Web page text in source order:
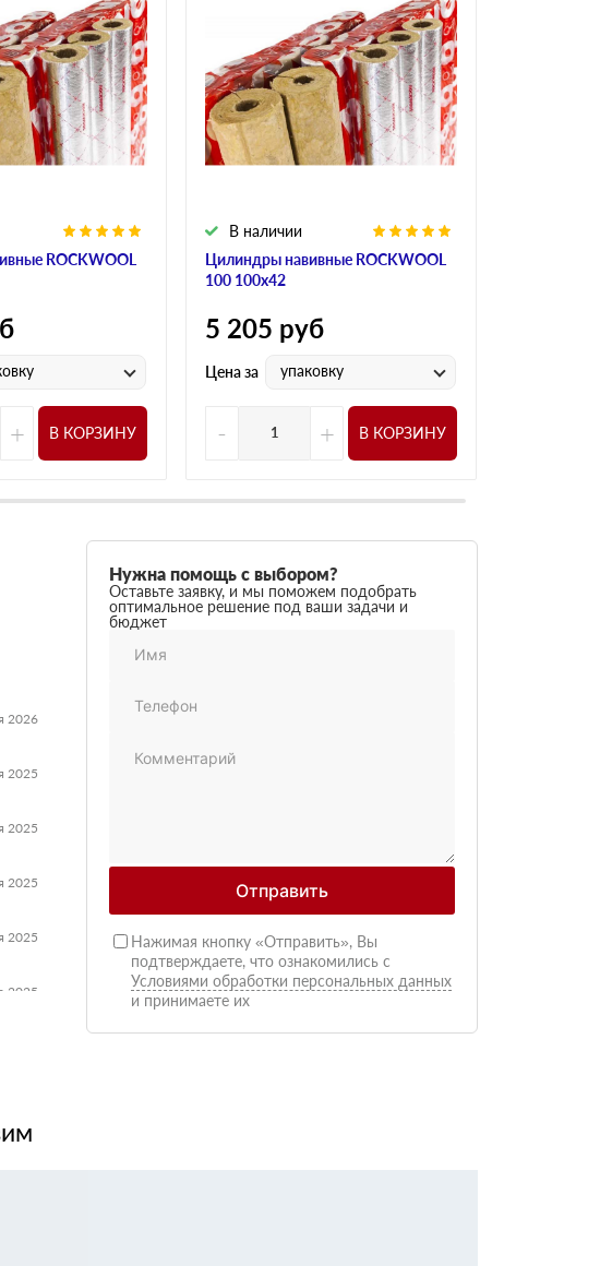
ROCKWOOL
+ В КОРЗИНУ
Цилиндры навивные ROCKWOOL
100 100х42
В наличии
5 205 руб
Цена за упаковку
- + В КОРЗИНУ
2026
2025
2025
2025
2025
2025
Нужна помощь с выбором?
Оставьте заявку, и мы поможем подобрать
оптимальное решение под ваши задачи и
бюджет
Отправить
Нажимая кнопку «Отправить», Вы
подтверждаете, что ознакомились с
Условиями обработки персональных данных
и принимаете их